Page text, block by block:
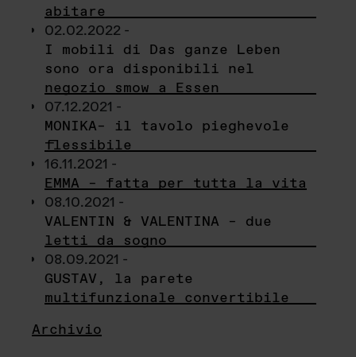
abitare
02.02.2022 -
I mobili di Das ganze Leben
sono ora disponibili nel
negozio smow a Essen
07.12.2021 -
MONIKA– il tavolo pieghevole
flessibile
16.11.2021 -
EMMA – fatta per tutta la vita
08.10.2021 -
VALENTIN & VALENTINA – due
letti da sogno
08.09.2021 -
GUSTAV, la parete
multifunzionale convertibile
Archivio